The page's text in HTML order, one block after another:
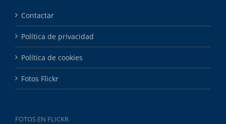
Contactar
Política de privacidad
Política de cookies
Fotos Flickr
FOTOS EN FLICKR